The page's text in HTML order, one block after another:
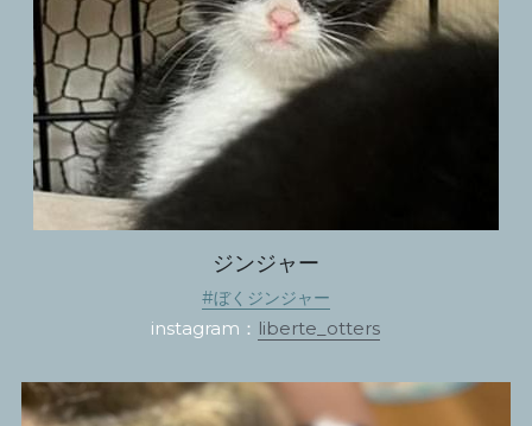
ジンジャー
#ぼくジンジャー
instagram： liberte_otters​